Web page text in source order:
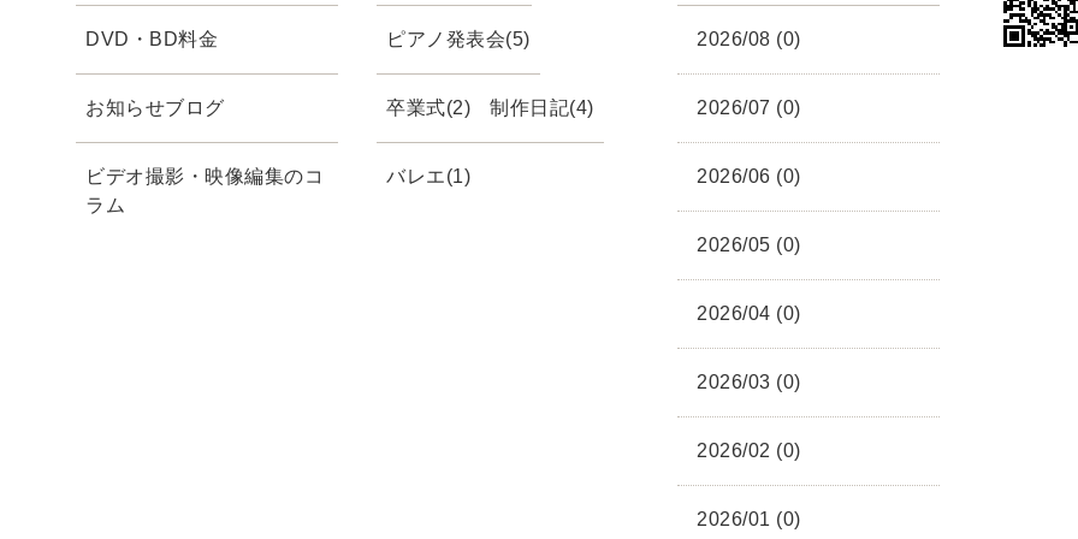
DVD・BD料金
お知らせブログ
ビデオ撮影・映像編集のコ
ラム
ピアノ発表会(5)
卒業式(2) 制作日記(4)
バレエ(1)
2026/08 (0)
2026/07 (0)
2026/06 (0)
2026/05 (0)
2026/04 (0)
2026/03 (0)
2026/02 (0)
2026/01 (0)